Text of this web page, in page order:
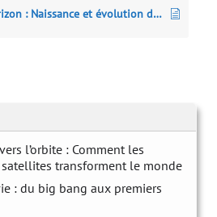
l’orbite : Comment les
transforment le monde
: du big bang aux premiers
A la poursuite de l’horizon : Naissance et évolution des idées en sciences